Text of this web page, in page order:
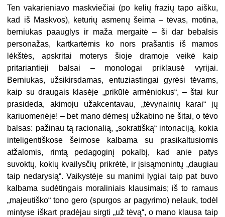
Ten vakarieniavo maskviečiai (po kelių frazių tapo aišku,
kad iš Maskvos), keturių asmenų šeima – tėvas, motina,
berniukas paauglys ir maža mergaitė – ši dar bebalsis
personažas, kartkartėmis ko nors prašantis iš mamos
lėkštės, apskritai moterys šioje dramoje veikė kaip
pritariantieji balsai – monologai priklausė vyrijai.
Berniukas, užsikirsdamas, entuziastingai gyrėsi tėvams,
kaip su draugais klasėje „prikūlė armėniokus“, – štai kur
prasideda, akimoju užakcentavau, „tėvynainių karai“ jų
kariuomenėje! – bet mano dėmesį užkabino ne šitai, o tėvo
balsas: pažinau tą racionalią, „sokratišką“ intonaciją, kokia
inteligentiškose šeimose kalbama su prasikaltusiomis
atžalomis, rimtą pedagoginį pokalbį, kad anie patys
suvoktų, kokių kvailysčių prikrėtė, ir įsisąmonintų „daugiau
taip nedarysią“. Vaikystėje su manimi lygiai taip pat buvo
kalbama sudėtingais moraliniais klausimais; iš to ramaus
„majeutiško“ tono gero (spurgos ar pagyrimo) nelauk, todėl
mintyse iškart pradėjau sirgti „už tėvą“, o mano klausa taip